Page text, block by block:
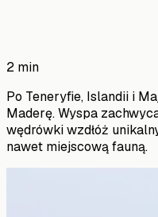
2 min
Po Teneryfie, Islandii i
Maderę. Wyspa
wędrówki wzdłóż
nawet miejscową fauną.